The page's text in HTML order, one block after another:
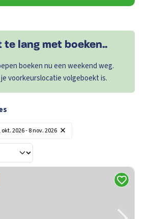
lang met boeken..
boeken nu een weekend weg.
voorkeurslocatie volgeboekt is.
2026 - 8 nov. 2026 ×